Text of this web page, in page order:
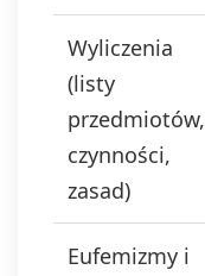
Wyliczenia
(listy
przedmiotów,
czynności,
zasad)
Eufemizmy i